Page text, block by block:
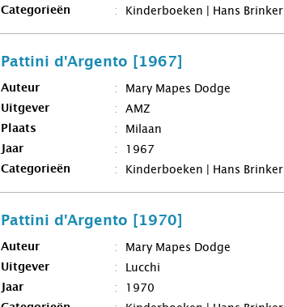
Categorieën Kinderboeken | Hans Brinker
Pattini d'Argento [1967]
Auteur Mary Mapes Dodge
Uitgever AMZ
Plaats Milaan
Jaar 1967
Categorieën Kinderboeken | Hans Brinker
Pattini d'Argento [1970]
Auteur Mary Mapes Dodge
Uitgever Lucchi
Jaar 1970